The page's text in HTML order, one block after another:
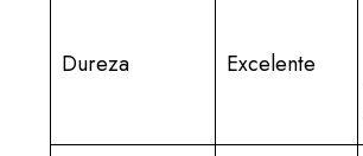
Dureza Excelente